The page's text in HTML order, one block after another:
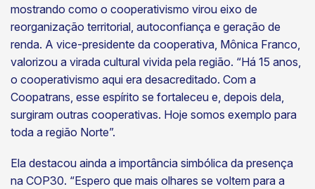
mostrando como o cooperativismo virou eixo de
reorganização territorial, autoconfiança e geração de
renda. A vice-presidente da cooperativa, Mônica Franco,
valorizou a virada cultural vivida pela região. “Há 15 anos,
o cooperativismo aqui era desacreditado. Com a
Coopatrans, esse espírito se fortaleceu e, depois dela,
surgiram outras cooperativas. Hoje somos exemplo para
toda a região Norte”.
Ela destacou ainda a importância simbólica da presença
na COP30. “Espero que mais olhares se voltem para a